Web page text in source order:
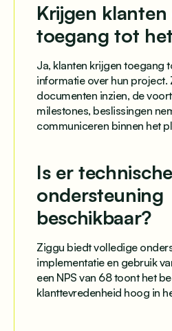
Krijgen
toegang tot
Ja, klanten krijgen toegang
informatie over hun project.
documenten inzien, de
milestones, beslissingen
communiceren binnen het
Is er technische
ondersteuning
beschikbaar?
Ziggu biedt volledige
implementatie en gebruik
een NPS van 68 toont het
klanttevredenheid hoog in